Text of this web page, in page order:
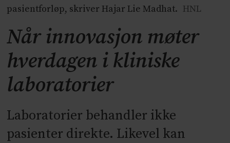
pasientforløp, skriver Hajar Lie Madhat. HNL
Når innovasjon møter
hverdagen i kliniske
laboratorier
Laboratorier behandler ikke
pasienter direkte. Likevel kan